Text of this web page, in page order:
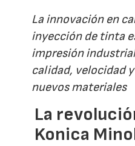
La innovación en
inyección de tinta
impresión
calidad, velocidad
nuevos materiales
La
Konica